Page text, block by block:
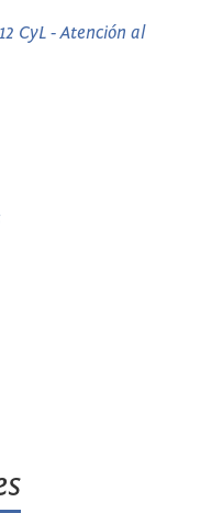
CyL - Atención al